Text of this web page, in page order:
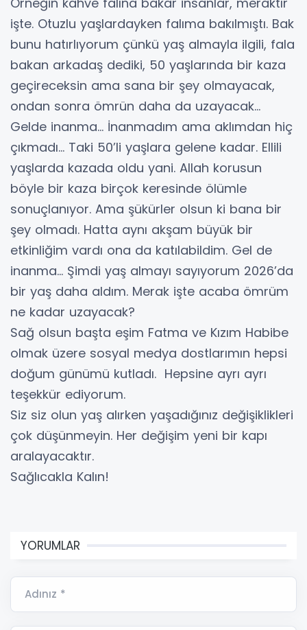
işte. Otuzlu yaşlardayken falıma bakılmıştı. Bak
bunu hatırlıyorum çünkü yaş almayla ilgili, fala
bakan arkadaş dediki, 50 yaşlarında bir kaza
geçireceksin ama sana bir şey olmayacak,
ondan sonra ömrün daha da uzayacak…
Gelde inanma… İnanmadım ama aklımdan hiç
çıkmadı… Taki 50’li yaşlara gelene kadar. Ellili
yaşlarda kazada oldu yani. Allah korusun
böyle bir kaza birçok keresinde ölümle
sonuçlanıyor. Ama şükürler olsun ki bana bir
şey olmadı. Hatta aynı akşam büyük bir
etkinliğim vardı ona da katılabildim. Gel de
inanma… Şimdi yaş almayı sayıyorum 2026’da
bir yaş daha aldım. Merak işte acaba ömrüm
ne kadar uzayacak?
Sağ olsun başta eşim Fatma ve Kızım Habibe
olmak üzere sosyal medya dostlarımın hepsi
doğum günümü kutladı. Hepsine ayrı ayrı
teşekkür ediyorum.
Siz siz olun yaş alırken yaşadığınız değişiklikleri
çok düşünmeyin. Her değişim yeni bir kapı
aralayacaktır.
Sağlıcakla Kalın!
YORUMLAR
Adınız *